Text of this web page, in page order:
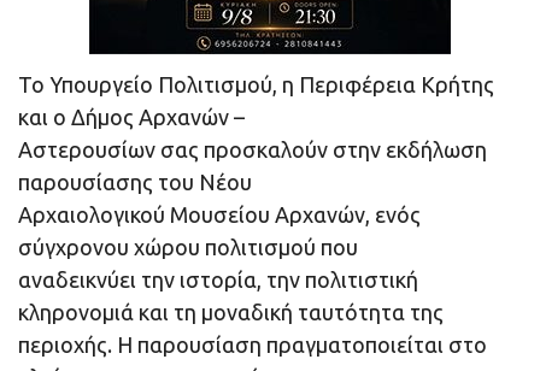
Το Υπουργείο Πολιτισμού, η Περιφέρεια Κρήτης
και ο Δήμος Αρχανών –
Αστερουσίων σας προσκαλούν στην εκδήλωση
παρουσίασης του Νέου
Αρχαιολογικού Μουσείου Αρχανών, ενός
σύγχρονου χώρου πολιτισμού που
αναδεικνύει την ιστορία, την πολιτιστική
κληρονομιά και τη μοναδική ταυτότητα της
περιοχής. Η παρουσίαση πραγματοποιείται στο